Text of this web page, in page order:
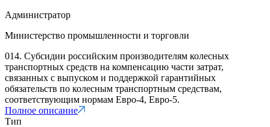
Администратор
Министерство промышленности и торговли
014. Субсидии российским производителям колесных
транспортных средств на компенсацию части затрат,
связанных с выпуском и поддержкой гарантийных
обязательств по колесным транспортным средствам,
соответствующим нормам Евро-4, Евро-5.
Полное описание
Тип